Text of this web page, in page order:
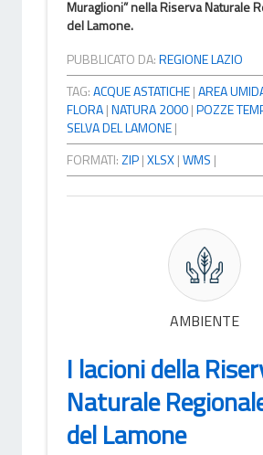
Muraglioni” nella Riserva Naturale
del Lamone.
PUBBLICATO DA:REGIONE LAZIO
TAG:ACQUE ASTATICHE|AREA
FLORA|NATURA 2000|POZZE
SELVA DEL LAMONE|
FORMATI:ZIP|XLSX|WMS |
AMBIENTE
I lacioni della
Naturale
del Lamone